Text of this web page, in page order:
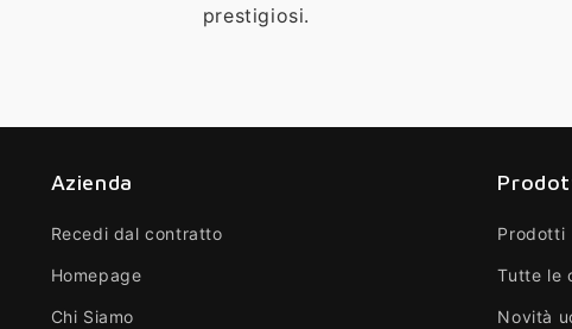
prestigiosi.
Azienda
Recedi dal contratto
Homepage
Chi Siamo
Prodotti
Tutte le
Novità